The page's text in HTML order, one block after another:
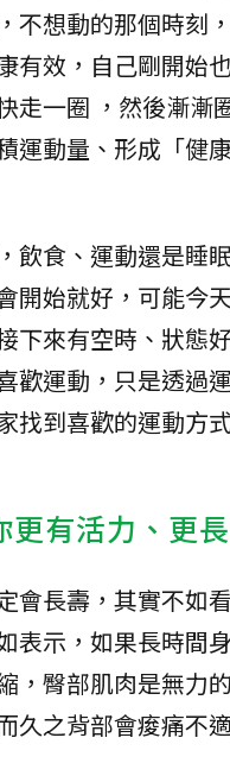
不想動的那個時刻
有效，自己剛開始
走一圈 ，然後漸漸
運動量、形成「健
飲食、運動還是睡
開始就好，可能今
下來有空時、狀態
歡運動，只是透過
找到喜歡的運動方
有活力、更
會長壽，其實不如
表示，如果長時間
，臀部肌肉是無力
久之背部會痠痛不